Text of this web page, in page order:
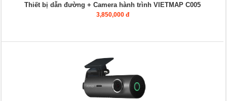
Thiết bị dẫn đường + Camera hành trình VIETMAP C005
3,850,000 đ